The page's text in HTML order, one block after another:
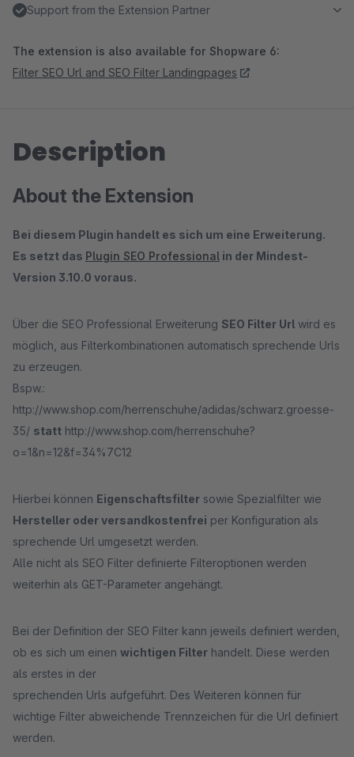
Support from the Extension Partner
The extension is also available for Shopware 6:
Filter SEO Url and SEO Filter Landingpages
Description
About the Extension
Bei diesem Plugin handelt es sich um eine Erweiterung.
Es setzt das Plugin SEO Professional in der Mindest-
Version 3.10.0 voraus.
Über die SEO Professional Erweiterung SEO Filter Url wird es
möglich, aus Filterkombinationen automatisch sprechende Urls
zu erzeugen.
Bspw.:
http://www.shop.com/herrenschuhe/adidas/schwarz.groesse-
35/ statt http://www.shop.com/herrenschuhe?
o=1&n=12&f=34%7C12
Hierbei können Eigenschaftsfilter sowie Spezialfilter wie
Hersteller oder versandkostenfrei per Konfiguration als
sprechende Url umgesetzt werden.
Alle nicht als SEO Filter definierte Filteroptionen werden
weiterhin als GET-Parameter angehängt.
Bei der Definition der SEO Filter kann jeweils definiert werden,
ob es sich um einen wichtigen Filter handelt. Diese werden
als erstes in der
sprechenden Urls aufgeführt. Des Weiteren können für
wichtige Filter abweichende Trennzeichen für die Url definiert
werden.